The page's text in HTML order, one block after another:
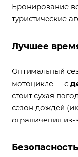
Бронирование
туристические
Лучшее
Оптимальный
мотоцикле — с
стоит сухая
сезон дождей
ограничения из-